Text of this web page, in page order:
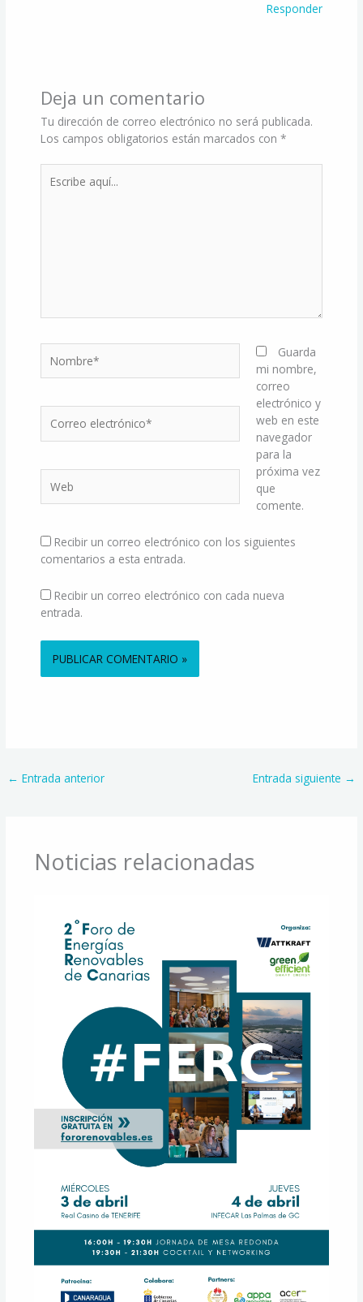
Responder
Deja un comentario
Tu dirección de correo electrónico no será publicada.
Los campos obligatorios están marcados con*
aquí...
electrónico*
Guarda
mi nombre,
correo
electrónico y
web en este
navegador
para la
próxima vez
que
comente.
Recibir un correo electrónico con los siguientes
comentarios a esta entrada.
Recibir un correo electrónico con cada nueva
entrada.
← Entrada anterior Entrada siguiente →
Noticias relacionadas